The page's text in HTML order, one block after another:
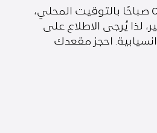
استمتع برحلتنا المباشرة من الرياض (RUH) إلى لندن (LHR). خلال هذه الفترة نُسيّر رحلة يومية واحدة تنطلق من الرياض عند الساعة 02:35 صباحًا بالتوقيت المحلي،
مواعيد الرحلات للتغيير، لذا يُرجى الاطلاع على
احجز مقعدك